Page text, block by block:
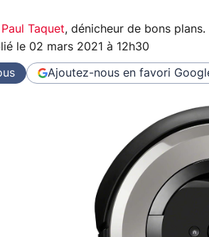
Paul Taquet, dénicheur de bons plans.
le 02 mars 2021 à 12h30
Ajoutez-nous en favori